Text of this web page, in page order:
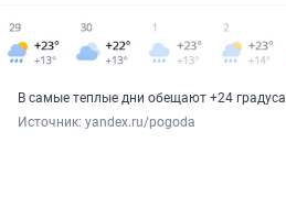
В самые теплые дни обещают +24 градуса
Источник: yandex.ru/pogoda